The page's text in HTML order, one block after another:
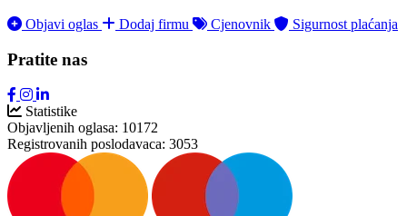
Objavi oglas Dodaj firmu Cjenovnik Sigurnost plaćanja
Pratite nas
Statistike
Objavljenih oglasa: 10172
Registrovanih poslodavaca: 3053